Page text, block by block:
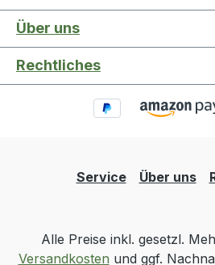
Über uns
Rechtliches
Service Über uns
Alle Preise inkl. gesetzl.
Versandkosten und ggf.